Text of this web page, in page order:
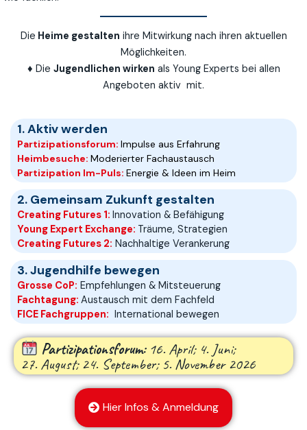
Die Heime gestalten ihre Mitwirkung nach ihren aktuellen
Möglichkeiten.
♦ Die Jugendlichen wirken als Young Experts bei allen
Angeboten aktiv mit.
1. Aktiv werden
Partizipationsforum: Impulse aus Erfahrung
Heimbesuche: Moderierter Fachaustausch
Partizipation Im-Puls: Energie & Ideen im Heim
2. Gemeinsam Zukunft gestalten
Creating Futures 1: Innovation & Befähigung
Young Expert Exchange: Träume, Strategien
Creating Futures 2: Nachhaltige Verankerung
3. Jugendhilfe bewegen
Grosse CoP: Empfehlungen & Mitsteuerung
Fachtagung: Austausch mit dem Fachfeld
FICE Fachgruppen: International bewegen
Partizipationsforum:16. April; 4. Juni;
27. August; 24. September; 5. November 2026
Hier Infos & Anmeldung